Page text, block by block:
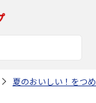
夏のおいしい！をつ